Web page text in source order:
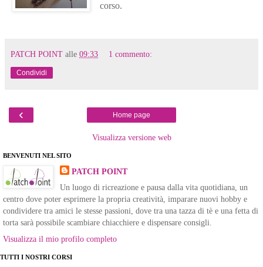
corso.
PATCH POINT alle 09:33 1 commento:
Condividi
‹ Home page
Visualizza versione web
BENVENUTI NEL SITO
PATCH POINT
Un luogo di ricreazione e pausa dalla vita quotidiana, un
centro dove poter esprimere la propria creatività, imparare nuovi hobby e
condividere tra amici le stesse passioni, dove tra una tazza di tè e una fetta di
torta sarà possibile scambiare chiacchiere e dispensare consigli.
Visualizza il mio profilo completo
TUTTI I NOSTRI CORSI